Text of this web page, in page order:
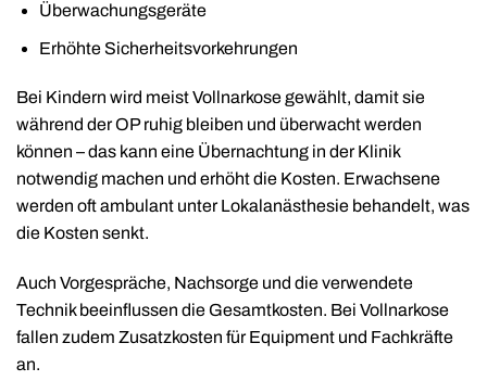
Überwachungsgeräte
Erhöhte Sicherheitsvorkehrungen
Bei Kindern wird meist Vollnarkose gewählt, damit sie
während der OP ruhig bleiben und überwacht werden
können – das kann eine Übernachtung in der Klinik
notwendig machen und erhöht die Kosten. Erwachsene
werden oft ambulant unter Lokalanästhesie behandelt, was
die Kosten senkt.
Auch Vorgespräche, Nachsorge und die verwendete
Technik beeinflussen die Gesamtkosten. Bei Vollnarkose
fallen zudem Zusatzkosten für Equipment und Fachkräfte
an.